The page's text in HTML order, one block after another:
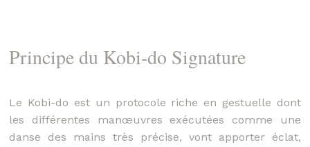
Principe du Kobi-do Signature
Le Kobi-do est un protocole riche en gestuelle dont
les différentes manœuvres exécutées comme une
danse des mains très précise, vont apporter éclat,